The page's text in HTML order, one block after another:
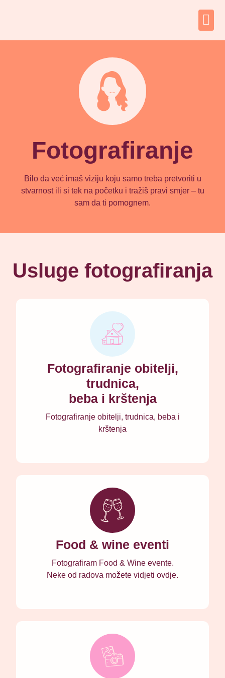
Fotografiranje
Bilo da već imaš viziju koju samo treba pretvoriti u
stvarnost ili si tek na početku i tražiš pravi smjer – tu
sam da ti pomognem.
Usluge fotografiranja
Fotografiranje obitelji,
trudnica,
beba i krštenja
Fotografiranje obitelji, trudnica, beba i
krštenja
Food & wine eventi
Fotografiram Food & Wine evente.
Neke od radova možete vidjeti ovdje.